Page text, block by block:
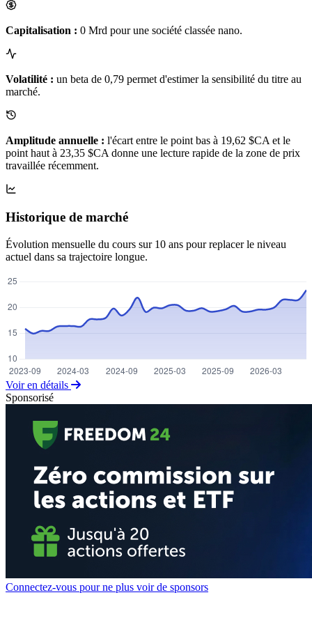
Capitalisation : 0 Mrd pour une société classée nano.
Volatilité : un beta de 0,79 permet d'estimer la sensibilité du titre au
marché.
Amplitude annuelle : l'écart entre le point bas à 19,62 $CA et le
point haut à 23,35 $CA donne une lecture rapide de la zone de prix
travaillée récemment.
Historique de marché
Évolution mensuelle du cours sur 10 ans pour replacer le niveau
actuel dans sa trajectoire longue.
Voir en détails
Sponsorisé
Connectez-vous pour ne plus voir de sponsors